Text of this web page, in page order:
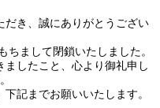
だき、誠にありがとうござい
ちまして閉鎖いたしました。
ましたこと、心より御礼申し
記までお願いいたします。